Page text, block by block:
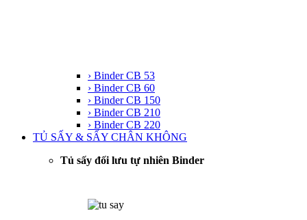
› Binder CB 53
› Binder CB 60
› Binder CB 150
› Binder CB 210
› Binder CB 220
TỦ SẤY & SẤY CHÂN KHÔNG
Tủ sấy đối lưu tự nhiên Binder